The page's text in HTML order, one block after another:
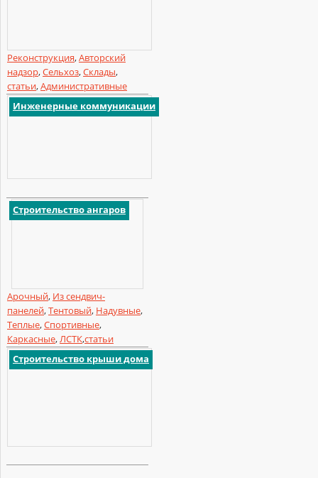
Реконструкция,Авторский
надзор,Сельхоз,Склады,
статьи,Административные
Инженерные коммуникации
Строительство ангаров
Арочный, Из сендвич-
панелей,Тентовый, Надувные,
Теплые,Спортивные,
Каркасные,ЛСТК,статьи
Строительство крыши дома